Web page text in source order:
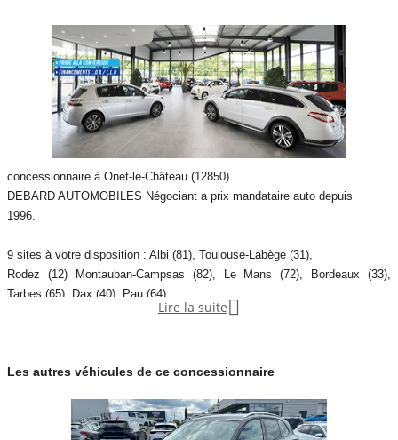
concessionnaire à Onet-le-Château (12850)
DEBARD AUTOMOBILES Négociant a prix mandataire auto depuis
1996.
9 sites à votre disposition : Albi (81), Toulouse-Labège (31),
Rodez (12) Montauban-Campsas (82), Le Mans (72), Bordeaux (33),
Tarbes (65), Dax (40), Pau (64).
Voitures d'occasions
Lire la suite 
Les autres véhicules de ce concessionnaire